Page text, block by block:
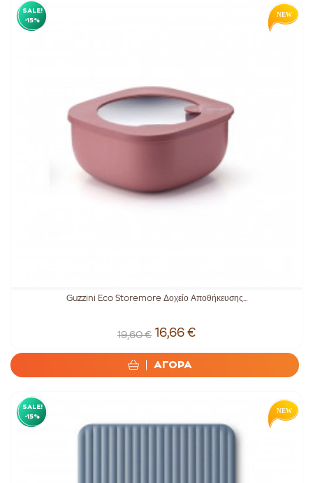
SALE!
-15%
Guzzini Eco Storemore Δοχείο Αποθήκευσης...
19,60 € 16,66 €
ΑΓΟΡΑ
SALE!
-15%